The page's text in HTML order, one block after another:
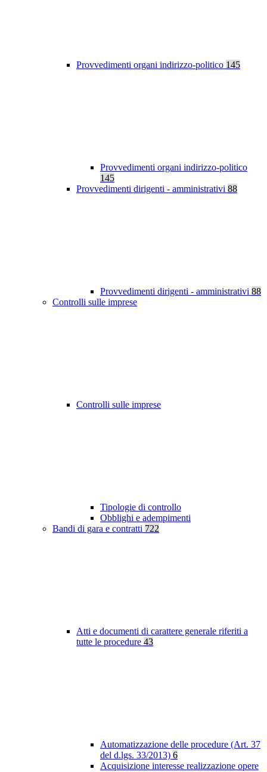
Provvedimenti organi indirizzo-politico 145
Provvedimenti organi indirizzo-politico
145
Provvedimenti dirigenti - amministrativi 88
Provvedimenti dirigenti - amministrativi 88
Controlli sulle imprese
Controlli sulle imprese
Tipologie di controllo
Obblighi e adempimenti
Bandi di gara e contratti 722
Atti e documenti di carattere generale riferiti a
tutte le procedure 43
Automatizzazione delle procedure (Art. 37
del d.lgs. 33/2013) 6
Acquisizione interesse realizzazione opere